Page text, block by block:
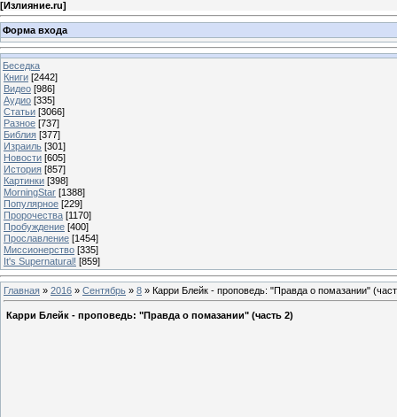
[Излияние.ru]
Форма входа
Беседка
Книги [2442]
Видео [986]
Аудио [335]
Статьи [3066]
Разное [737]
Библия [377]
Израиль [301]
Новости [605]
История [857]
Картинки [398]
MorningStar [1388]
Популярное [229]
Пророчества [1170]
Пробуждение [400]
Прославление [1454]
Миссионерство [335]
It's Supernatural! [859]
Главная » 2016 » Сентябрь » 8 » Карри Блейк - проповедь: "Правда о помазании"
Карри Блейк - проповедь: "Правда о помазании" (часть 2)